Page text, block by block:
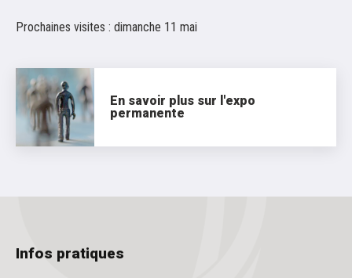
Prochaines visites : dimanche 11 mai
En savoir plus sur l'expo
permanente
Infos pratiques